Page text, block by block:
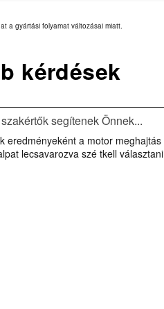
a gyártási folyamat változásai miatt.
kérdések
segítenek Önnek...
eredményeként a motor
lecsavarozva szé tkell